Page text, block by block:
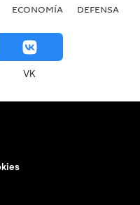
ECONOMÍA DEFENSA
VK